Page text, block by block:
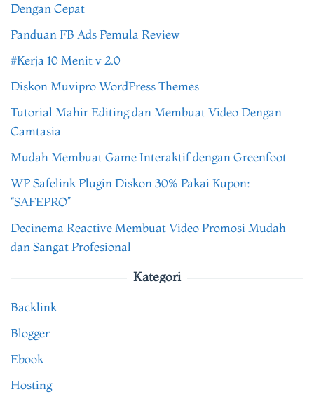
Dengan Cepat
Panduan FB Ads Pemula Review
#Kerja 10 Menit v 2.0
Diskon Muvipro WordPress Themes
Tutorial Mahir Editing dan Membuat Video Dengan
Camtasia
Mudah Membuat Game Interaktif dengan Greenfoot
WP Safelink Plugin Diskon 30% Pakai Kupon:
“SAFEPRO”
Decinema Reactive Membuat Video Promosi Mudah
dan Sangat Profesional
Kategori
Backlink
Blogger
Ebook
Hosting